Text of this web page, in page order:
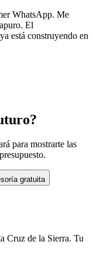
WhatsApp. Me
El
está construyendo en
para mostrarte las
gratuita
Cruz de la Sierra. Tu